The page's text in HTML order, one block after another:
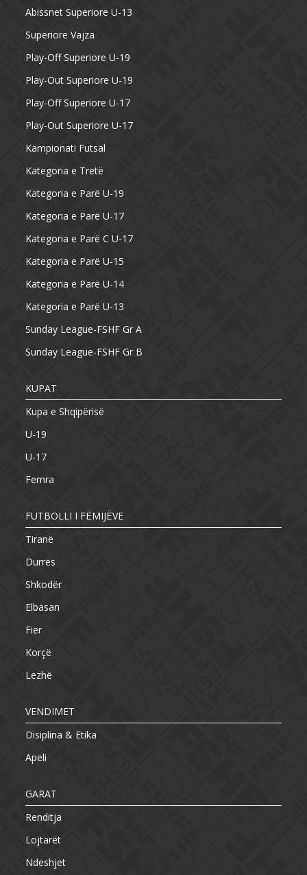
Abissnet Superiore U-13
Superiore Vajza
Play-Off Superiore U-19
Play-Out Superiore U-19
Play-Off Superiore U-17
Play-Out Superiore U-17
Kampionati Futsal
Kategoria e Tretë
Kategoria e Parë U-19
Kategoria e Parë U-17
Kategoria e Parë C U-17
Kategoria e Parë U-15
Kategoria e Parë U-14
Kategoria e Parë U-13
Sunday League-FSHF Gr A
Sunday League-FSHF Gr B
KUPAT
Kupa e Shqipërisë
U-19
U-17
Femra
FUTBOLLI I FËMIJËVE
Tiranë
Durrës
Shkodër
Elbasan
Fier
Korçë
Lezhë
VENDIMET
Disiplina & Etika
Apeli
GARAT
Renditja
Lojtarët
Ndeshjet